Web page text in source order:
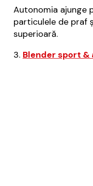
Autonomia ajunge
particulele de praf
superioară.
3. Blender sport &